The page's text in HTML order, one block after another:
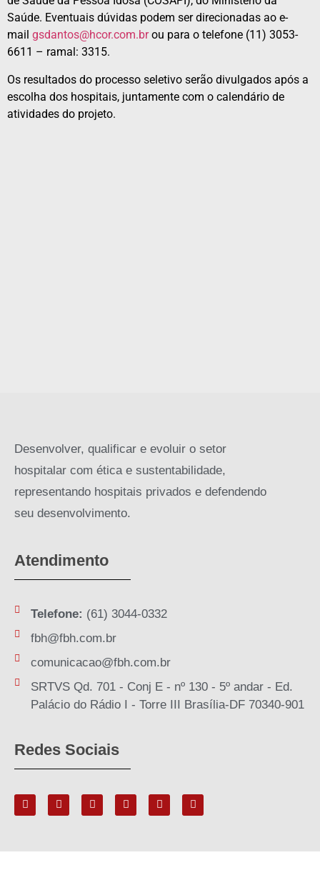
Saúde. Eventuais dúvidas podem ser direcionadas ao e-
mail gsdantos@hcor.com.brou para o telefone (11) 3053-
6611 – ramal: 3315.
Os resultados do processo seletivo serão divulgados após a
escolha dos hospitais, juntamente com o calendário de
atividades do projeto.
Desenvolver, qualificar e evoluir o setor
hospitalar com ética e sustentabilidade,
representando hospitais privados e defendendo
seu desenvolvimento.
Atendimento
Telefone: (61) 3044-0332
fbh@fbh.com.br
comunicacao@fbh.com.br
SRTVS Qd. 701 - Conj E - nº 130 - 5º andar - Ed.
Palácio do Rádio I - Torre III Brasília-DF 70340-901
Redes Sociais